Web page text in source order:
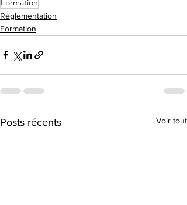
Formation
Réglementation
Formation
Posts récents Voir tout